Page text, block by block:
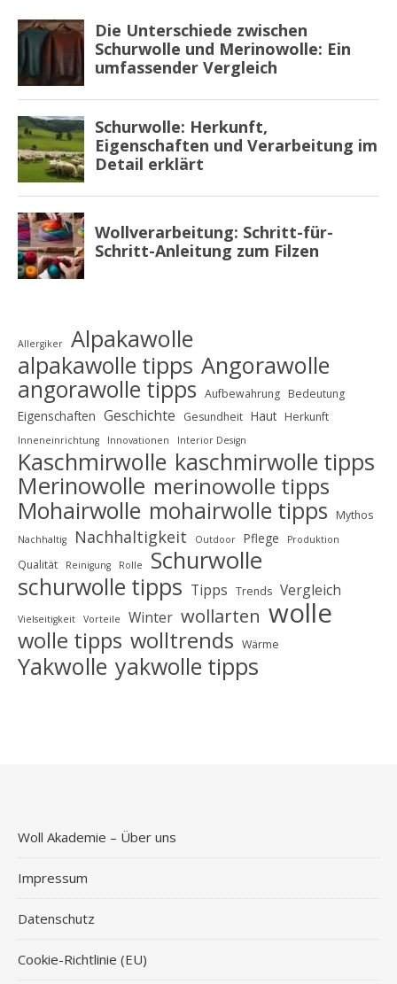
Allergiker
Alpakawolle
alpakawolle tipps Angorawolle
angorawolle tipps Aufbewahrung Bedeutung
Eigenschaften Geschichte Gesundheit Haut Herkunft
Inneneinrichtung Innovationen Interior Design
Kaschmirwolle kaschmirwolle tipps
Merinowolle merinowolle tipps
Mohairwolle mohairwolle tipps Mythos
Nachhaltig Nachhaltigkeit Outdoor Pflege Produktion
Qualität Reinigung Rolle Schurwolle
schurwolle tipps Tipps Trends Vergleich
Vielseitigkeit Vorteile Winter wollarten wolle
wolle tipps wolltrends Wärme
Yakwolle yakwolle tipps
Woll Akademie – Über uns
Impressum
Datenschutz
Cookie-Richtlinie (EU)